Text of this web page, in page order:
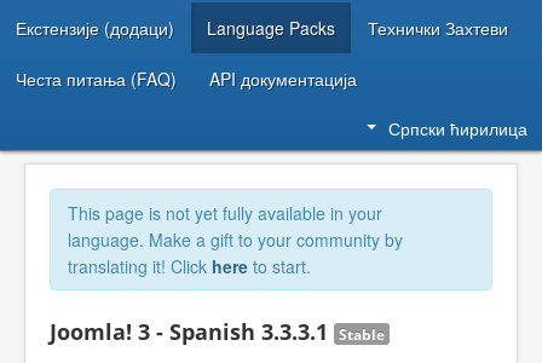
Екстензије (додаци) Language Packs Технички Захтеви
Честа питања (FAQ) API документација
Српски ћирилица
This page is not yet fully available in your
language. Make a gift to your community by
translating it! Click here to start.
Joomla! 3 - Spanish 3.3.3.1 Stable